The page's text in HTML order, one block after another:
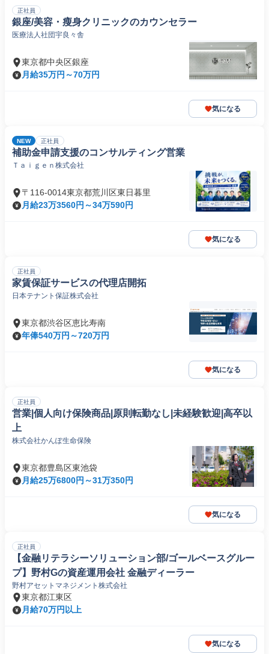
正社員
銀座/美容・瘦身クリニックのカウンセラー
医療法人社団宇良々舎
東京都中央区銀座
月給35万円～70万円
気になる
NEW 正社員
補助金申請支援のコンサルティング営業
Ｔａｉｇｅｎ株式会社
〒116-0014東京都荒川区東日暮里
月給23万3560円～34万590円
気になる
正社員
家賃保証サービスの代理店開拓
日本テナント保証株式会社
東京都渋谷区恵比寿南
年俸540万円～720万円
気になる
正社員
営業|個人向け保険商品|原則転勤なし|未経験歓迎|高卒以
上
株式会社かんぽ生命保険
東京都豊島区東池袋
月給25万6800円～31万350円
気になる
正社員
【金融リテラシーソリューション部/ゴールベースグルー
プ】野村Gの資産運用会社 金融ディーラー
野村アセットマネジメント株式会社
東京都江東区
月給70万円以上
気になる